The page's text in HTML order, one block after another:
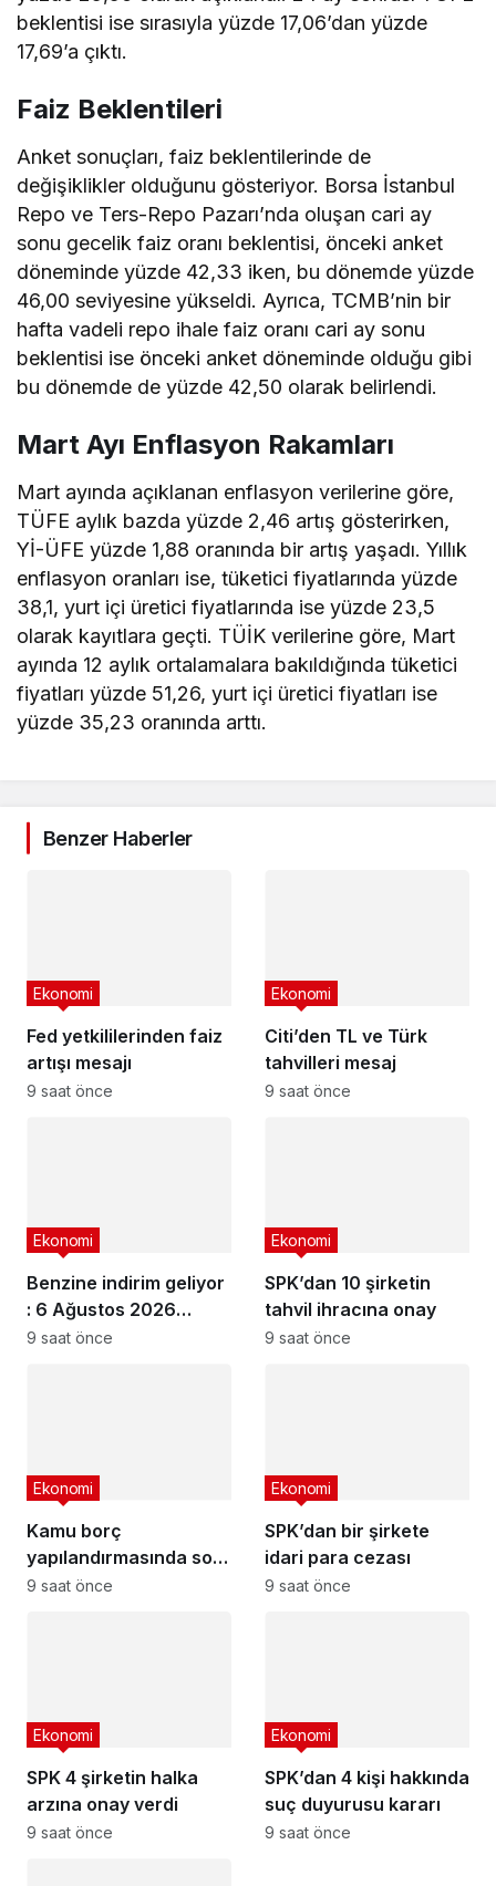
beklentisi ise sırasıyla yüzde 17,06’dan yüzde
17,69’a çıktı.
Faiz Beklentileri
Anket sonuçları, faiz beklentilerinde de
değişiklikler olduğunu gösteriyor. Borsa İstanbul
Repo ve Ters-Repo Pazarı’nda oluşan cari ay
sonu gecelik faiz oranı beklentisi, önceki anket
döneminde yüzde 42,33 iken, bu dönemde yüzde
46,00 seviyesine yükseldi. Ayrıca, TCMB’nin bir
hafta vadeli repo ihale faiz oranı cari ay sonu
beklentisi ise önceki anket döneminde olduğu gibi
bu dönemde de yüzde 42,50 olarak belirlendi.
Mart Ayı Enflasyon Rakamları
Mart ayında açıklanan enflasyon verilerine göre,
TÜFE aylık bazda yüzde 2,46 artış gösterirken,
Yİ-ÜFE yüzde 1,88 oranında bir artış yaşadı. Yıllık
enflasyon oranları ise, tüketici fiyatlarında yüzde
38,1, yurt içi üretici fiyatlarında ise yüzde 23,5
olarak kayıtlara geçti. TÜİK verilerine göre, Mart
ayında 12 aylık ortalamalara bakıldığında tüketici
fiyatları yüzde 51,26, yurt içi üretici fiyatları ise
yüzde 35,23 oranında arttı.
Benzer Haberler
Fed yetkililerinden faiz
artışı mesajı
Ekonomi
9 saat önce
Citi’den TL ve Türk
tahvilleri mesaj
Ekonomi
9 saat önce
Benzine indirim geliyor
: 6 Ağustos 2026
güncel akaryakıt
Ekonomi
9 saat önce
SPK’dan 10 şirketin
tahvil ihracına onay
Ekonomi
9 saat önce
Kamu borç
yapılandırmasında son
başvuru tarihi
Ekonomi
9 saat önce
SPK’dan bir şirkete
idari para cezası
Ekonomi
9 saat önce
SPK 4 şirketin halka
arzına onay verdi
Ekonomi
9 saat önce
SPK’dan 4 kişi hakkında
suç duyurusu kararı
Ekonomi
9 saat önce